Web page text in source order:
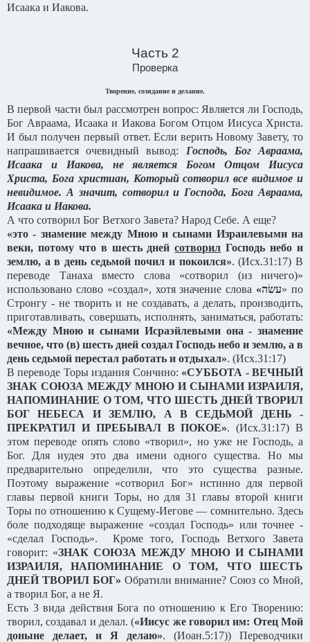
Исаака и Иакова.
Часть 2
Проверка
Творение, созидание и делание.
В первой части был рассмотрен вопрос: Является ли Господь,
Бог Авраама, Исаака и Иакова Богом Отцом Иисуса Христа.
И был получен первый ответ. Если верить Новому Завету, то
напрашивается очевидный вывод: Господь, Бог Авраама,
Исаака и Иакова, не является Богом Отцом Иисуса
Христа, Бога христиан, Который сотворил все видимое и
невидимое. А значит, сотворил и Господа, Бога Авраама,
Исаака и Иакова.
А что сотворил Бог Ветхого Завета? Народ Себе. А еще?
«это - знамение между Мною и сынами Израилевыми на
веки, потому что в шесть днейсотворил Господь небо и
землю, а в день седьмой почил и покоился». (Исх.31:17) В
переводе Танаха вместо слова «сотворил (из ничего)»
использовано слово «создал», хотя значение слова «עשׂה» по
Стронгу - не творить и не создавать, а делать, производить,
приготавливать, совершать, исполнять, заниматься, работать:
«Между Мною и сынами Исраэйлевыми она - знамение
вечное, что (в) шесть дней создал Господь небо и землю, а в
день седьмой перестал работать и отдыхал». (Исх.31:17)
В переводе Торы издания Сончино: «СУББОТА - ВЕЧНЫЙ
ЗНАК СОЮЗА МЕЖДУ МНОЮ И СЫНАМИ ИЗРАИЛЯ,
НАПОМИНАНИЕ О ТОМ, ЧТО ШЕСТЬ ДНЕЙ ТВОРИЛ
БОГ НЕБЕСА И ЗЕМЛЮ, А В СЕДЬМОЙ ДЕНЬ -
ПРЕКРАТИЛ И ПРЕБЫВАЛ В ПОКОЕ». (Исх.31:17) В
этом переводе опять слово «творил», но уже не Господь, а
Бог. Для иудея это два имени одного существа. Но мы
предварительно определили, что это существа разные.
Поэтому выражение «сотворил Бог» истинно для первой
главы первой книги Торы, но для 31 главы второй книги
Торы по отношению к Сущему-Иегове — сомнительно. Здесь
боле подходяще выражение «создал Господь» или точнее -
«сделал Господь». Кроме того, Господь Ветхого Завета
говорит: «ЗНАК СОЮЗА МЕЖДУ МНОЮ И СЫНАМИ
ИЗРАИЛЯ, НАПОМИНАНИЕ О ТОМ, ЧТО ШЕСТЬ
ДНЕЙ ТВОРИЛ БОГ» Обратили внимание? Союз со Мной,
а творил Бог, а не Я.
Есть 3 вида действия Бога по отношению к Его Творению:
творил, создавал и делал. («Иисус же говорил им: Отец Мой
доныне делает, и Я делаю». (Иоан.5:17)) Переводчики